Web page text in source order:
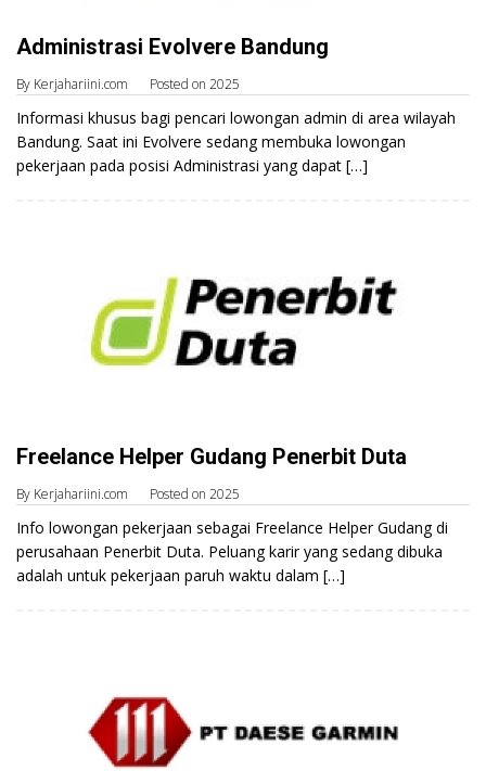
Administrasi Evolvere Bandung
By Kerjahariini.com Posted on 2025
Informasi khusus bagi pencari lowongan admin di area wilayah
Bandung. Saat ini Evolvere sedang membuka lowongan
pekerjaan pada posisi Administrasi yang dapat […]
Freelance Helper Gudang Penerbit Duta
By Kerjahariini.com Posted on 2025
Info lowongan pekerjaan sebagai Freelance Helper Gudang di
perusahaan Penerbit Duta. Peluang karir yang sedang dibuka
adalah untuk pekerjaan paruh waktu dalam […]